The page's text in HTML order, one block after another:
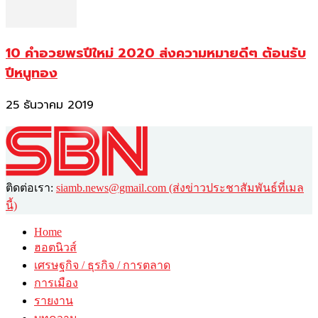
10 คำอวยพรปีใหม่ 2020 ส่งความหมายดีๆ ต้อนรับ
ปีหนูทอง
25 ธันวาคม 2019
ติดต่อเรา: siamb.news@gmail.com (ส่งข่าวประชาสัมพันธ์ที่เมล
นี้)
Home
ฮอตนิวส์
เศรษฐกิจ / ธุรกิจ / การตลาด
การเมือง
รายงาน